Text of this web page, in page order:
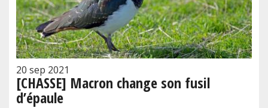
20 sep 2021
[CHASSE] Macron change son fusil
d’épaule